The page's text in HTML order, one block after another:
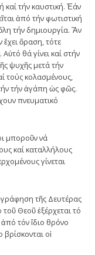
καί τήν καυστική. Ἐάν
ἀπό τήν φωτιστική
τήν δημιουργία. Ἄν
ὅραση, τότε
θά γίνει καί στήν
ψυχῆς μετά τήν
τούς κολασμένους,
τήν ἀγάπη ὡς φῶς.
πνευματικό
μποροῦν νά
καί καταλλήλους
γίνεται
τῆς Δευτέρας
Θεοῦ ἐξέρχεται τό
τόν ἴδιο θρόνο
οἱ